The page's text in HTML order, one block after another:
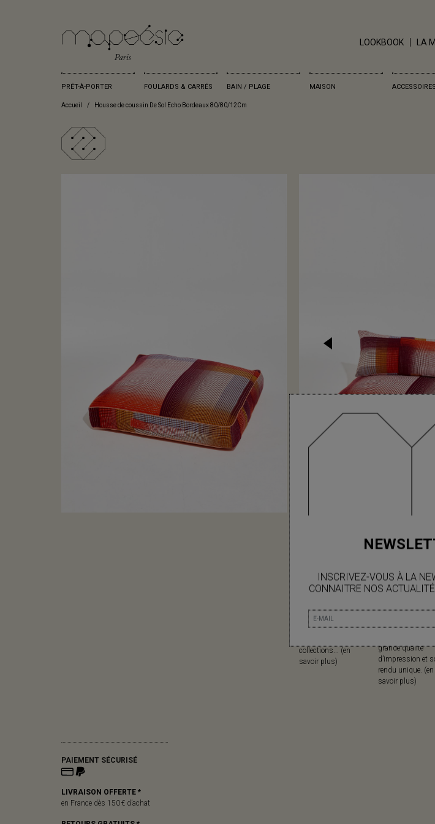
LOOKBOOK LA
PRÊT-À-PORTER FOULARDS & CARRÉS BAIN / PLAGE MAISON ACCESSOIRES
INSCRIVEZ-VOUS À LA
CONNAITRE NOS
Accueil Housse de coussin De Sol Echo Bordeaux 80/80/12Cm
MATIÈRES
les matières
naturelles dans
collections... (en
savoir plus)
IMPRESSION
CADRE
choix cette
grande qualité
d’impression et
rendu unique. (en
savoir plus)
PAIEMENT SÉCURISÉ
LIVRAISON OFFERTE *
en France dès 150 € d’achat